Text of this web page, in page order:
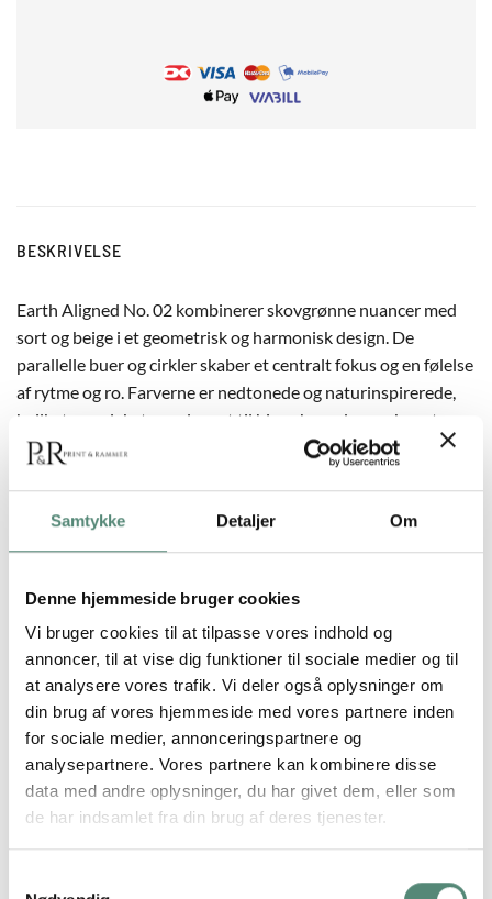
Samtykke Detaljer Om
Denne hjemmeside bruger cookies
Vi bruger cookies til at tilpasse vores indhold og
annoncer, til at vise dig funktioner til sociale medier og til
at analysere vores trafik. Vi deler også oplysninger om
din brug af vores hjemmeside med vores partnere inden
for sociale medier, annonceringspartnere og
analysepartnere. Vores partnere kan kombinere disse
data med andre oplysninger, du har givet dem, eller som
de har indsamlet fra din brug af deres tjenester.
BESKRIVELSE
Earth Aligned No. 02 kombinerer skovgrønne nuancer med
sort og beige i et geometrisk og harmonisk design. De
parallelle buer og cirkler skaber et centralt fokus og en følelse
af rytme og ro. Farverne er nedtonede og naturinspirerede,
hvilket gør plakaten velegnet til hjem, hvor der ønskes et
afdæmpet, men grafisk element. Earth Aligned No. 02 er ideel
i selskab med No. 01 og No. 03, men står også stærkt alene.
YDERLIGERE INFORMATION
STØRRELSE 29,7×42 cm, 42×59,4 cm, 50×70 cm
ANMELDELSER
FREMRAGENDE